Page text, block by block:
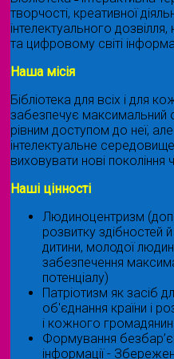
творчості, креативної
інтелектуального
та цифровому світі
Наша місія
Бібліотека для всіх і для
забезпечує максимальний
рівним доступом до неї,
інтелектуальне
виховувати нові покоління
Наші цінності
Людиноцентризм
розвитку здібностей
дитини, молодої
забезпечення
потенціалу)
Патріотизм як засіб
об'єднання країни і
і кожного
Формування
інформації -